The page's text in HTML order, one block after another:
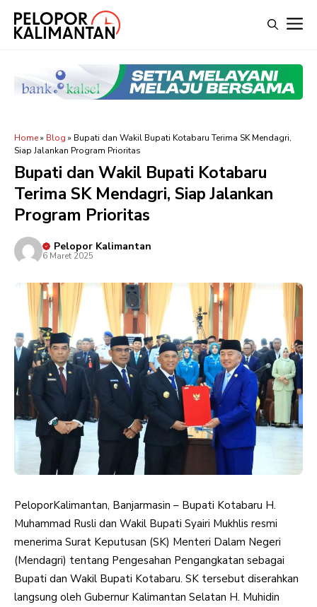
Home» Blog » Bupati dan Wakil Bupati Kotabaru Terima SK Mendagri,
Siap Jalankan Program Prioritas
Bupati dan Wakil Bupati Kotabaru
Terima SK Mendagri, Siap Jalankan
Program Prioritas
Pelopor Kalimantan
6 Maret 2025
PeloporKalimantan, Banjarmasin – Bupati Kotabaru H.
Muhammad Rusli dan Wakil Bupati Syairi Mukhlis resmi
menerima Surat Keputusan (SK) Menteri Dalam Negeri
(Mendagri) tentang Pengesahan Pengangkatan sebagai
Bupati dan Wakil Bupati Kotabaru. SK tersebut diserahkan
langsung oleh Gubernur Kalimantan Selatan H. Muhidin